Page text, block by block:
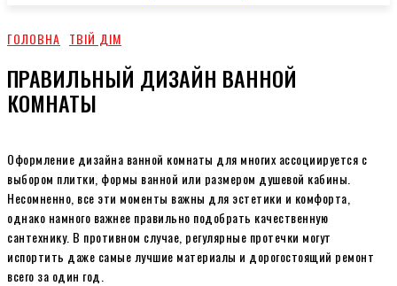
ГОЛОВНА ТВІЙ ДІМ
ПРАВИЛЬНЫЙ ДИЗАЙН ВАННОЙ
КОМНАТЫ
Оформление дизайна ванной комнаты для многих ассоциируется с
выбором плитки, формы ванной или размером душевой кабины.
Несомненно, все эти моменты важны для эстетики и комфорта,
однако намного важнее правильно подобрать качественную
сантехнику. В противном случае, регулярные протечки могут
испортить даже самые лучшие материалы и дорогостоящий ремонт
всего за один год.